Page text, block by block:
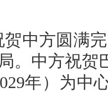
中方圆满
。中方祝
年）为中